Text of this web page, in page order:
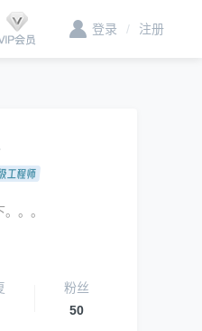
登录 / 注册
。。
粉丝
50